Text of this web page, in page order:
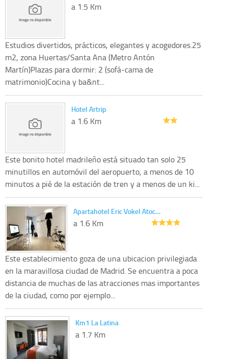
a 1.5 Km
Estudios divertidos, prácticos, elegantes y acogedores.25
m2, zona Huertas/Santa Ana (Metro Antón
Martín)Plazas para dormir: 2 (sofá-cama de
matrimonio)Cocina y ba&nt...
Hotel Artrip
a 1.6 Km
Este bonito hotel madrileño está situado tan solo 25
minutillos en automóvil del aeropuerto, a menos de 10
minutos a pié de la estación de tren y a menos de un ki...
Apartahotel Eric Vokel Atoc…
a 1.6 Km
Este establecimiento goza de una ubicacion privilegiada
en la maravillosa ciudad de Madrid. Se encuentra a poca
distancia de muchas de las atracciones mas importantes
de la ciudad, como por ejemplo...
Km1 La Latina
a 1.7 Km